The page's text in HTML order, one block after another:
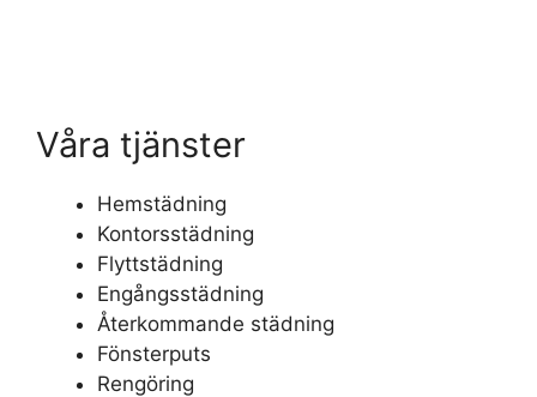
Våra tjänster
Hemstädning
Kontorsstädning
Flyttstädning
Engångsstädning
Återkommande städning
Fönsterputs
Rengöring